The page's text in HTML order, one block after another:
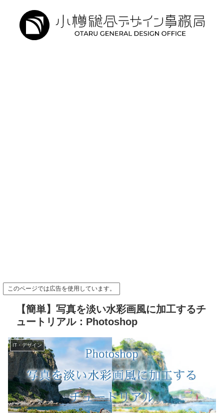
このページでは広告を使用しています。
【簡単】写真を淡い水彩画風に加工するチ
ュートリアル：Photoshop
IT・デザイン